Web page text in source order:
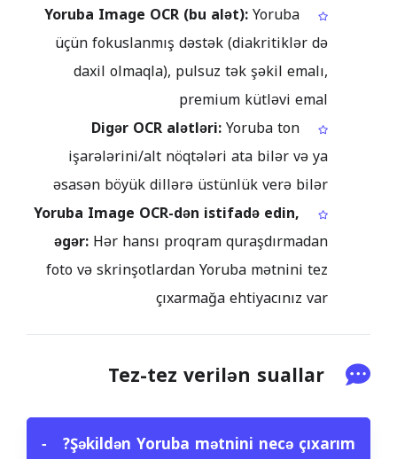
Yoruba Image OCR (bu alət):Yoruba
üçün fokuslanmış dəstək (diakritiklər də
daxil olmaqla), pulsuz tək şəkil emalı,
premium kütləvi emal
Digər OCR alətləri:Yoruba ton
işarələrini/alt nöqtələri ata bilər və ya
əsasən böyük dillərə üstünlük verə bilər
Yoruba Image OCR-dən istifadə edin,
əgər:Hər hansı proqram quraşdırmadan
foto və skrinşotlardan Yoruba mətnini tez
çıxarmağa ehtiyacınız var
Tez-tez verilən suallar
Şəkildən Yoruba mətnini necə çıxarım?
−